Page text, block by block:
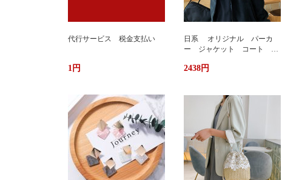
代行サービス 税金支払い
1円
日系 オリジナル パーカ
ー ジャケット コート 暖
ス ユニセックス 男女兼用
2438円